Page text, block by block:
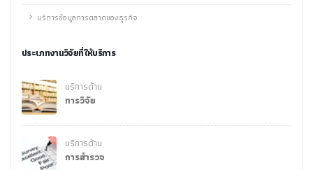
บริการข้อมูลการตลาดของธุรกิจ
ประเภทงานวิจัยที่ให้บริการ
บริการด้าน
การวิจัย
บริการด้าน
การสำรวจ